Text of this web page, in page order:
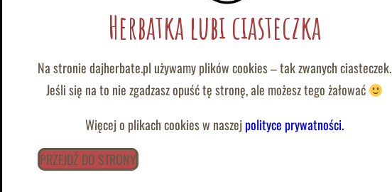
kolejny sposób na pomaganie …
Herbatka lubi ciasteczka
Na stronie dajherbate.pl używamy plików cookies – tak zwanych ciasteczek.
Jeśli się na to nie zgadzasz opuść tę stronę, ale możesz tego żałować
Więcej o plikach cookies w naszejpolityce prywatności.
PRZEJDŹ DO STRONY